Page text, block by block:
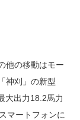
他の移動はモー
神刈」の新型
大出力18.2馬力
マートフォンに